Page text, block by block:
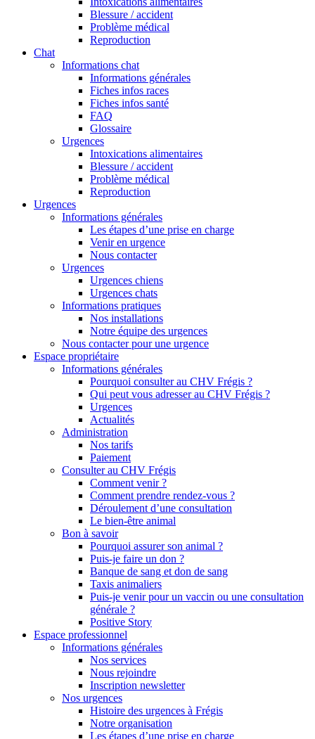
Blessure / accident
Problème médical
Reproduction
Chat
Informations chat
Informations générales
Fiches infos races
Fiches infos santé
FAQ
Glossaire
Urgences
Intoxications alimentaires
Blessure / accident
Problème médical
Reproduction
Urgences
Informations générales
Les étapes d’une prise en charge
Venir en urgence
Nous contacter
Urgences
Urgences chiens
Urgences chats
Informations pratiques
Nos installations
Notre équipe des urgences
Nous contacter pour une urgence
Espace propriétaire
Informations générales
Pourquoi consulter au CHV Frégis ?
Qui peut vous adresser au CHV Frégis ?
Urgences
Actualités
Administration
Nos tarifs
Paiement
Consulter au CHV Frégis
Comment venir ?
Comment prendre rendez-vous ?
Déroulement d’une consultation
Le bien-être animal
Bon à savoir
Pourquoi assurer son animal ?
Puis-je faire un don ?
Banque de sang et don de sang
Taxis animaliers
Puis-je venir pour un vaccin ou une consultation
générale ?
Positive Story
Espace professionnel
Informations générales
Nos services
Nous rejoindre
Inscription newsletter
Nos urgences
Histoire des urgences à Frégis
Notre organisation
Les étapes d’une prise en charge